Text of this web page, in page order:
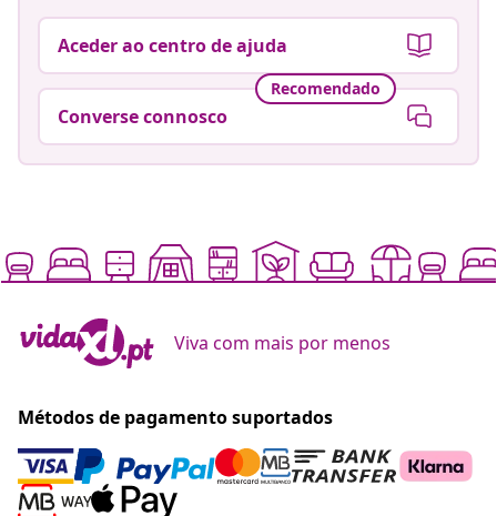
Aceder ao centro de ajuda
Recomendado
Converse connosco
Viva com mais por menos
Métodos de pagamento suportados